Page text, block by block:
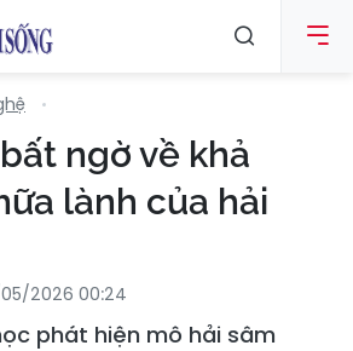
ngờ về khả
lành của hải
05/2026 00:24
phát hiện mô hải sâm